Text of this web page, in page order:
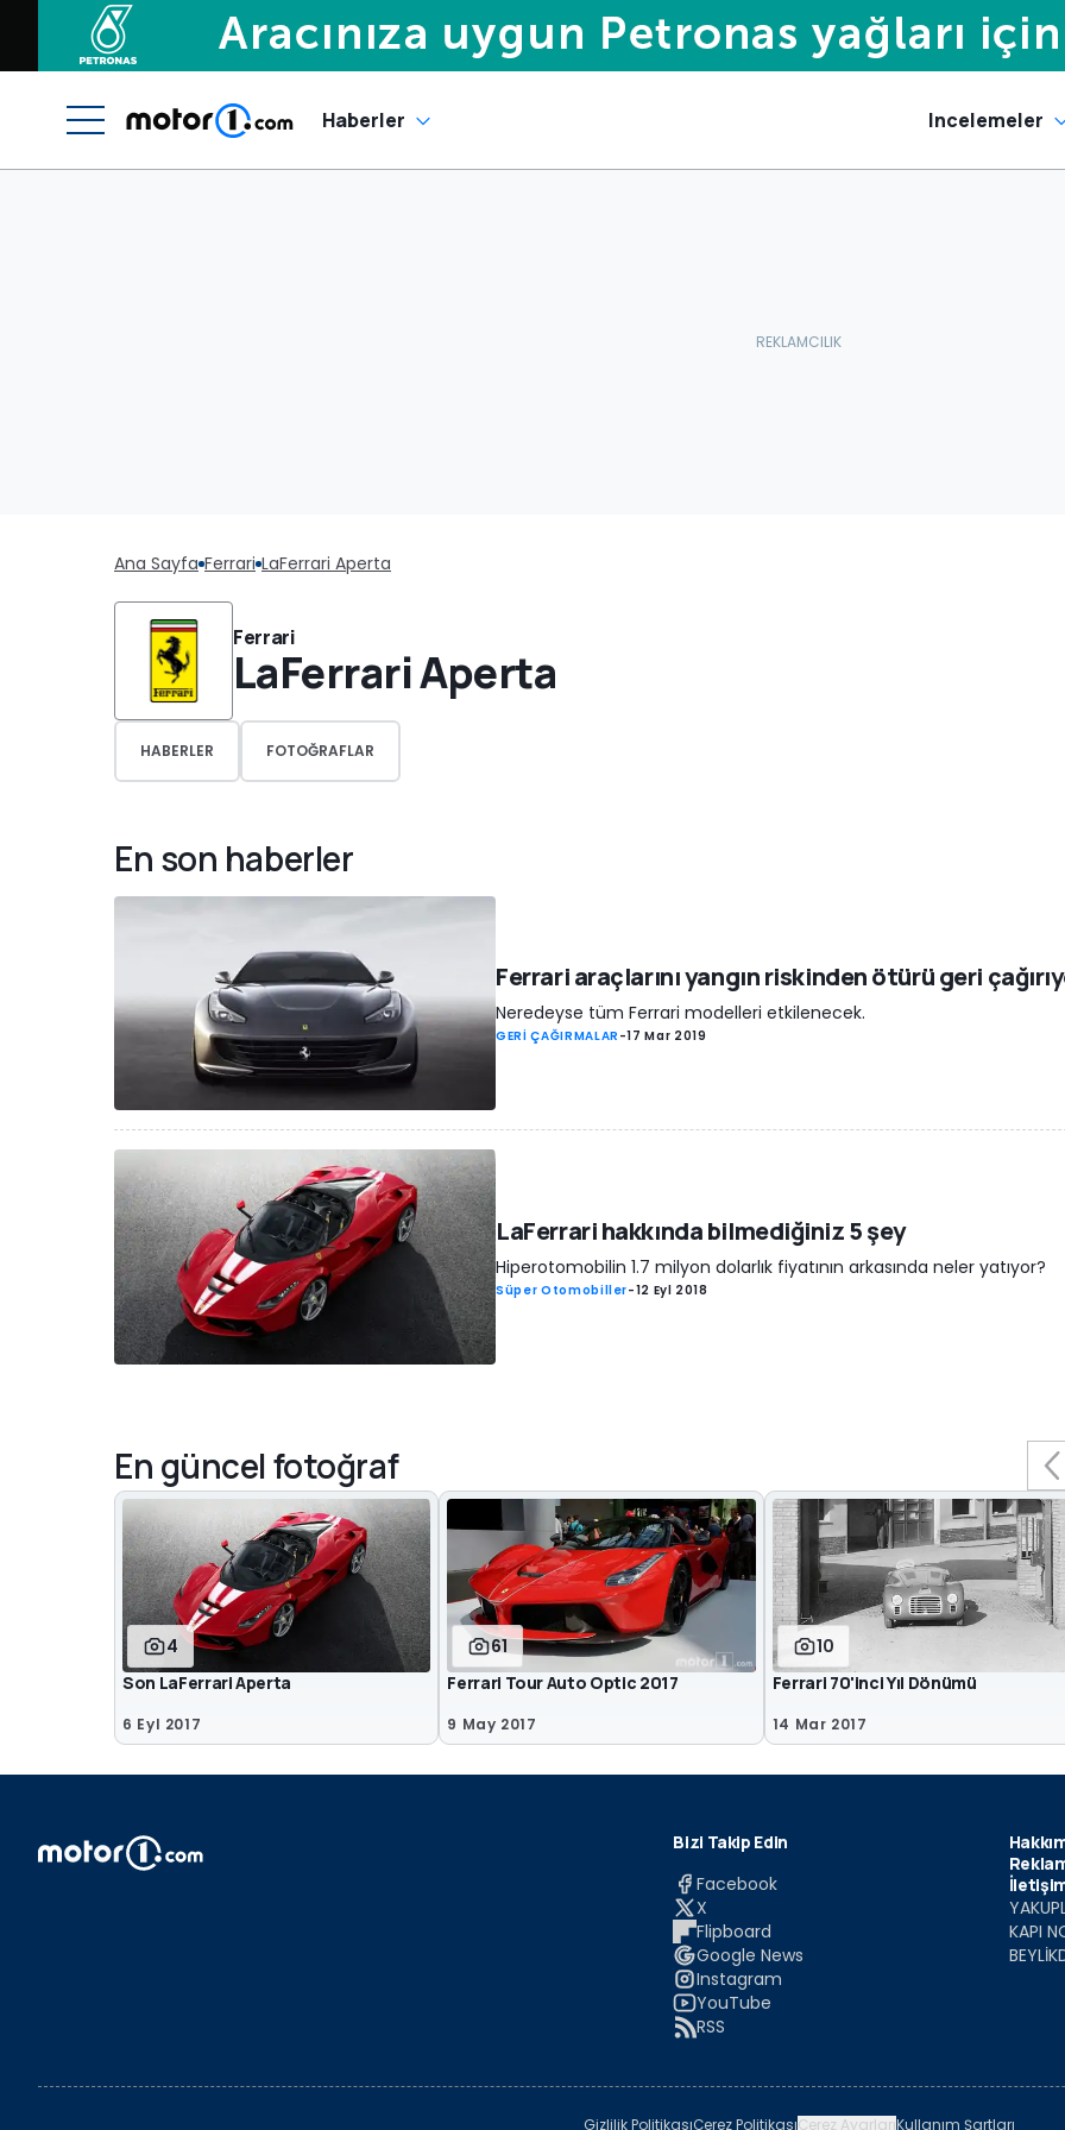
Haberler Incelemeler
Ana Sayfa Ferrari LaFerrari Aperta
Ferrari
LaFerrari Aperta
HABERLER FOTOĞRAFLAR
En son haberler
Ferrari araçlarını yangın riskinden ötürü geri
Neredeyse tüm Ferrari modelleri etkilenecek.
GERİ ÇAĞIRMALAR -17 Mar 2019
LaFerrari hakkında bilmediğiniz 5 şey
Hiperotomobilin 1.7 milyon dolarlık fiyatının arkasında neler yatıyor?
Süper Otomobiller-12 Eyl 2018
En güncel fotoğraf
4
Son LaFerrari Aperta
6 Eyl 2017
61
Ferrari Tour Auto Optic 2017
9 May 2017
10
Ferrari 70'inci Yıl Dönümü
14 Mar 2017
Bizi Takip Edin
Facebook
X
Flipboard
Google News
Instagram
YouTube
RSS
KAPI
Gizlilik PolitikasıÇerez PolitikasıÇerez AyarlarıKullanım Şartları